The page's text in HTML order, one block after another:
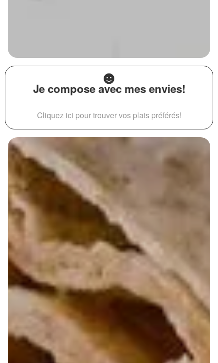
Je compose avec mes envies!
Cliquez ici pour trouver vos plats préférés!